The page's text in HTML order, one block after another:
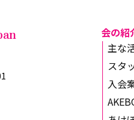
会の紹
主な
スタ
入会